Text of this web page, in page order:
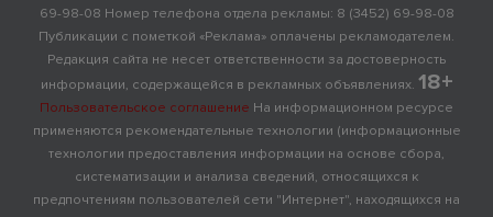
69-98-08 Номер телефона отдела рекламы: 8 (3452) 69-98-08
Публикации с пометкой «Реклама» оплачены рекламодателем.
Редакция сайта не несет ответственности за достоверность
информации, содержащейся в рекламных объявлениях. 18+
Пользовательское соглашение На информационном ресурсе
применяются рекомендательные технологии (информационные
технологии предоставления информации на основе сбора,
систематизации и анализа сведений, относящихся к
предпочтениям пользователей сети "Интернет", находящихся на